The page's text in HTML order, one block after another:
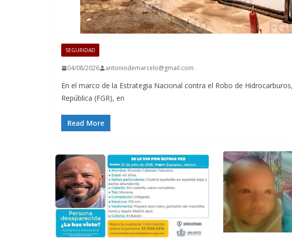
SEGURIDAD
04/08/2026 antoniodemarcelo@gmail.com
En el marco de la Estrategia Nacional contra el Robo de
República (FGR), en
Read More